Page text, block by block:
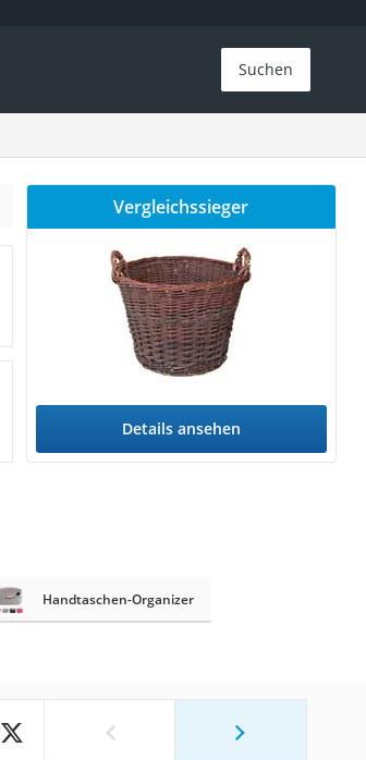
Suchen
Vergleichssieger
Details ansehen
Handtaschen-Organizer